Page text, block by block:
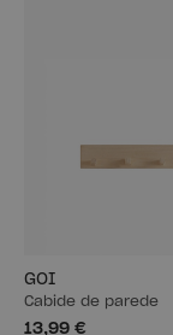
GOI
Cabide de parede
13,99 €